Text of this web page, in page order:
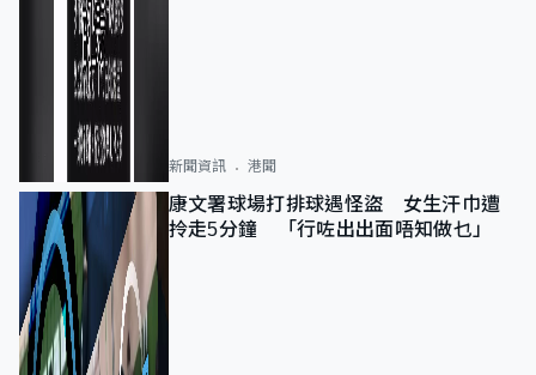
新聞資訊 港聞
康文署球場打排球遇怪盜 女生汗巾遭
拎走5分鐘 「行咗出出面唔知做乜」